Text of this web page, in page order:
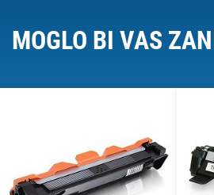
MOGLO BI VAS